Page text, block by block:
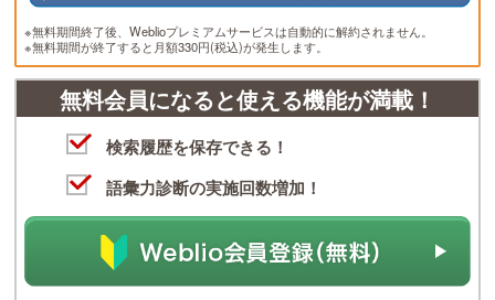
※無料期間終了後、Weblioプレミアムサービスは自動的に解約されません。
※無料期間が終了すると月額330円(税込)が発生します。
無料会員になると使える機能が満載！
検索履歴を保存できる！
語彙力診断の実施回数増加！